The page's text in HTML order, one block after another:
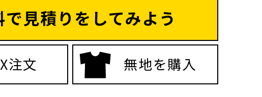
で見積りをしてみよう
注文 無地を購入